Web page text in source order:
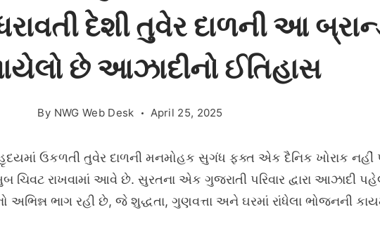
ધરાવતી દેશી તુવેર દાળની આ
છે આઝાદીનો ઈતિહાસ
By NWG Web Desk April 25, 2025
હૃદયમાં ઉકળતી તુવેર દાળની મનમોહક સુગંધ ફક્ત એક દૈનિક ખોરાક
ચિવટ રાખવામાં આવે છે. સુરતના એક ગુજરાતી પરિવાર દ્વારા આઝાદી
અભિન્ન ભાગ રહી છે, જે શુદ્ધતા, ગુણવત્તા અને ઘરમાં રાંધેલા ભોજનની